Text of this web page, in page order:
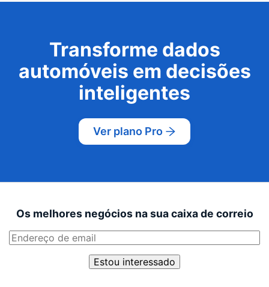
Transforme dados
automóveis em decisões
inteligentes
Ver plano Pro
Os melhores negócios na sua caixa de correio
Estou interessado